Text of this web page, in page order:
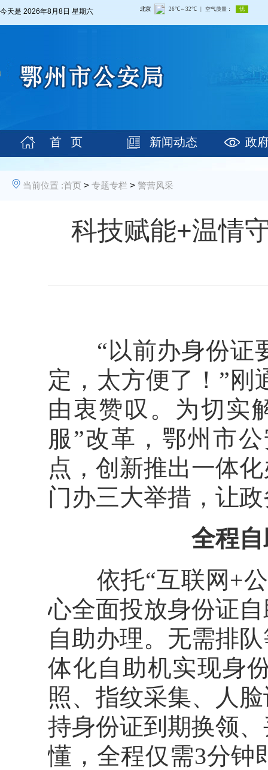
今天是 2026年8月8日 星期六
首 页 新闻动态 政
当前位置 :首页 > 专题专栏 > 警营风采
科技赋能+温情
“以前办身份证要
定，太方便了！”刚
由衷赞叹。为切实
服”改革，鄂州市
点，创新推出一体
门办三大举措，让
全程
依托“互联网+公
心全面投放身份证
自助办理。无需排
体化自助机实现身
照、指纹采集、人
持身份证到期换领
懂，全程仅需3分钟